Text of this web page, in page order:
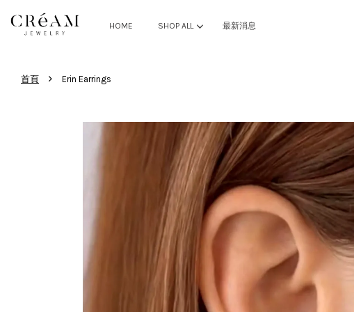
HOME SHOP ALL 最新消息
首頁 › Erin Earrings